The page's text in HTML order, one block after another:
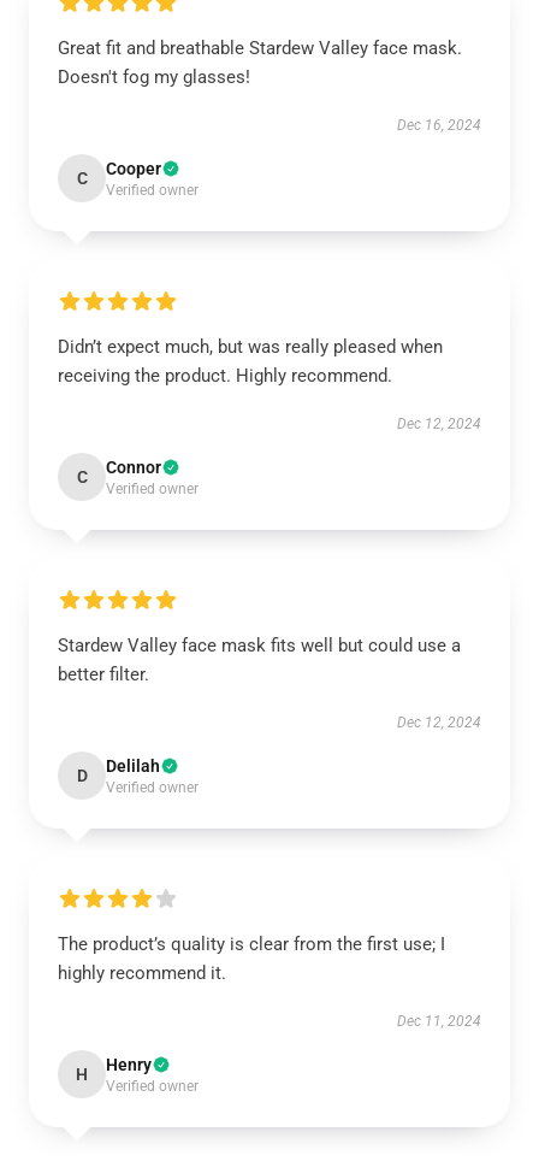
Great fit and breathable Stardew Valley face mask.
Doesn't fog my glasses!
Dec 16, 2024
C Cooper
Verified owner
Didn’t expect much, but was really pleased when
receiving the product. Highly recommend.
Dec 12, 2024
C Connor
Verified owner
Stardew Valley face mask fits well but could use a
better filter.
Dec 12, 2024
D Delilah
Verified owner
The product’s quality is clear from the first use; I
highly recommend it.
Dec 11, 2024
H Henry
Verified owner